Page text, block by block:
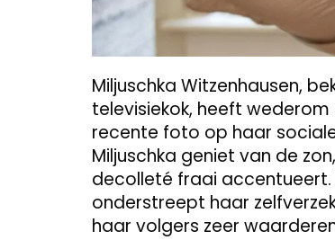
Miljuschka Witzenhausen,
televisiekok, heeft
recente foto op haar
Miljuschka geniet van de
decolleté fraai accentueert.
onderstreept haar
haar volgers zeer